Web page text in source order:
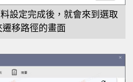
設定完成後，就會來到選取
遷移路徑的畫面